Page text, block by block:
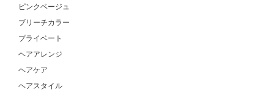
ピンクベージュ
ブリーチカラー
プライベート
ヘアアレンジ
ヘアケア
ヘアスタイル